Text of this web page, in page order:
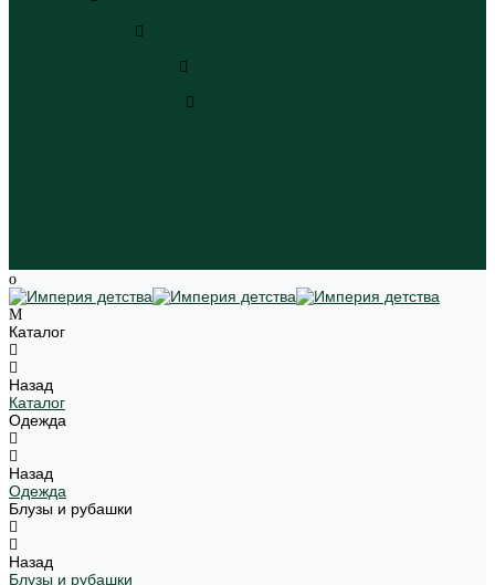
Каталог
Назад
Каталог
Одежда
Назад
Одежда
Блузы и рубашки
Назад
Блузы и рубашки